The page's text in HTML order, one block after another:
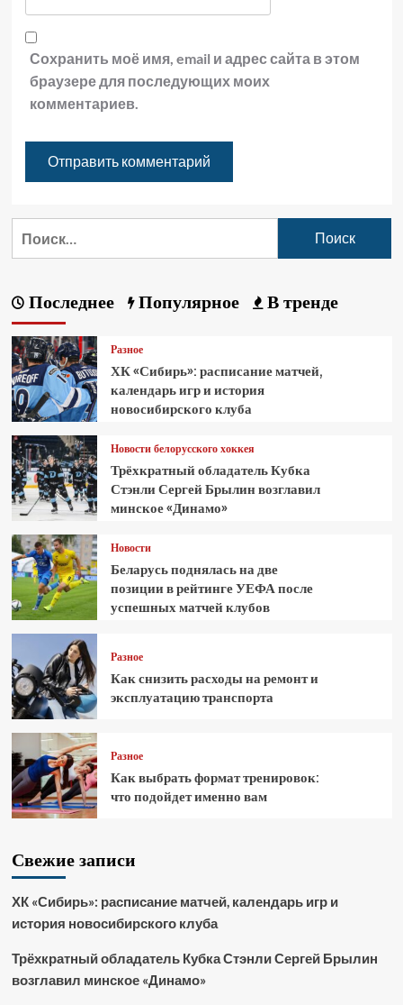
Сохранить моё имя, email и адрес сайта в этом
браузере для последующих моих
комментариев.
Последнее Популярное В тренде
Разное
ХК «Сибирь»: расписание матчей,
календарь игр и история
новосибирского клуба
Новости белорусского хоккея
Трёхкратный обладатель Кубка
Стэнли Сергей Брылин возглавил
минское «Динамо»
Новости
Беларусь поднялась на две
позиции в рейтинге УЕФА после
успешных матчей клубов
Разное
Как снизить расходы на ремонт и
эксплуатацию транспорта
Разное
Как выбрать формат тренировок:
что подойдет именно вам
Свежие записи
ХК «Сибирь»: расписание матчей, календарь игр и
история новосибирского клуба
Трёхкратный обладатель Кубка Стэнли Сергей Брылин
возглавил минское «Динамо»